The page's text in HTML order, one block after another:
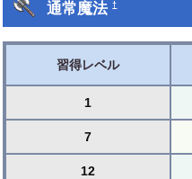
通常魔法†
習得レベル
1
7
12